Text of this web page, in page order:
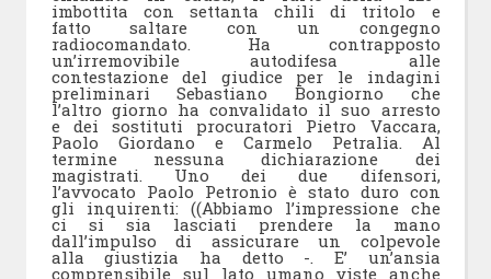
imbottita con settanta chili di tritolo e
fatto saltare con un congegno
radiocomandato. Ha contrapposto
un’irremovibile autodifesa alle
contestazione del giudice per le indagini
preliminari Sebastiano Bongiorno che
l’altro giorno ha convalidato il suo arresto
e dei sostituti procuratori Pietro Vaccara,
Paolo Giordano e Carmelo Petralia. Al
termine nessuna dichiarazione dei
magistrati. Uno dei due difensori,
l’avvocato Paolo Petronio è stato duro con
gli inquirenti: ((Abbiamo l’impressione che
ci si sia lasciati prendere la mano
dall’impulso di assicurare un colpevole
alla giustizia ha detto -. E’ un’ansia
comprensibile sul lato umano viste anche